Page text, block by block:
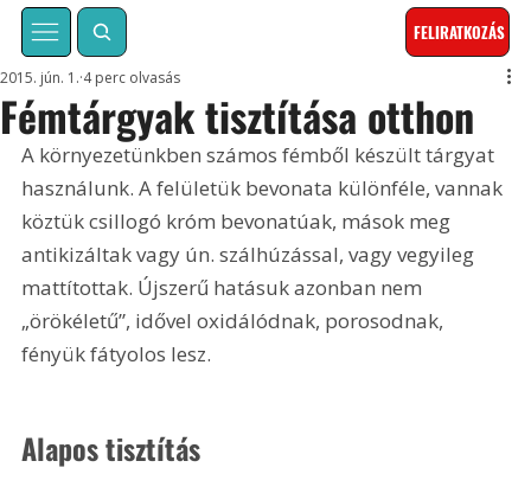
FELIRATKOZÁS
Fémtárgyak tisztítása otthon
2015. jún. 1. 4 perc olvasás
A környezetünkben számos fémből készült tárgyat
használunk. A felületük bevonata különféle, vannak
köztük csillogó króm bevonatúak, mások meg
antikizáltak vagy ún. szálhúzással, vagy vegyileg
mattítottak. Újszerű hatásuk azonban nem
„örökéletű”, idővel oxidálódnak, porosodnak,
fényük fátyolos lesz.
Alapos tisztítás